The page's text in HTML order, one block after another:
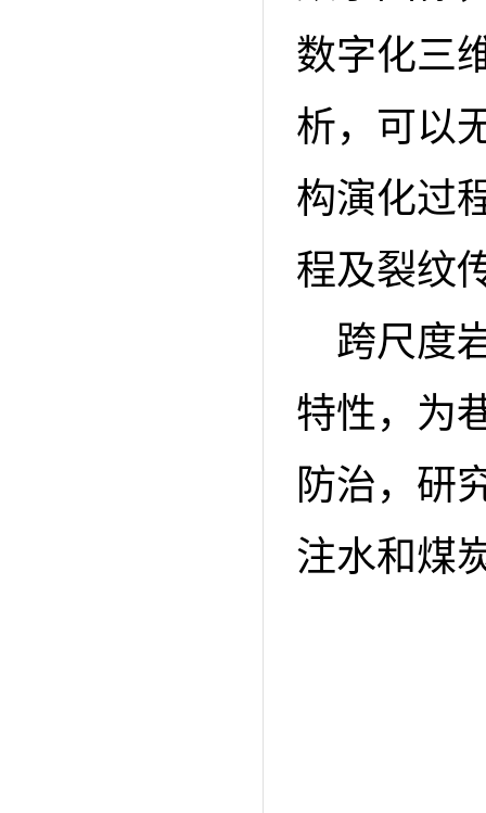
数字化三
析，可以
构演化过
程及裂纹
跨尺度
特性，为
防治，研
注水和煤